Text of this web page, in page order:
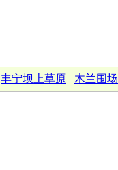
丰宁坝上草原 木兰围场